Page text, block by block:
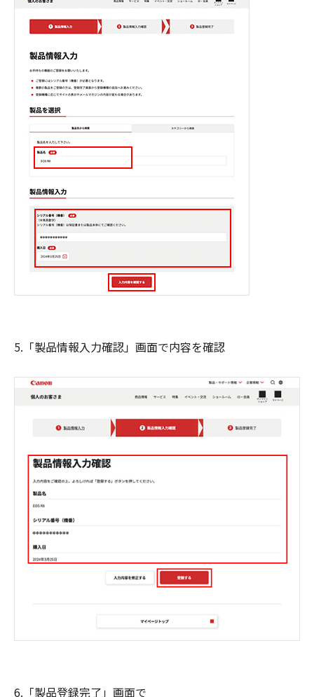
5.「製品情報入力確認」画面で内容を確認
6.「製品登録完了」画面で